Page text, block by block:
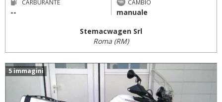
CARBURANTE
--
CAMBIO
manuale
Stemacwagen Srl
Roma (RM)
5 immagini